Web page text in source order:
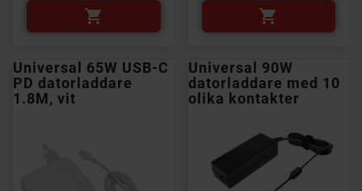
 
Universal 65W USB-C
PD datorladdare
1.8M, vit
Universal 90W
datorladdare med 10
olika kontakter